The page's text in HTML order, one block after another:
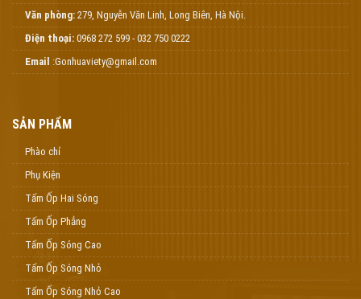
Văn phòng: 279, Nguyễn Văn Linh, Long Biên, Hà Nội.
Điện thoại: 0968 272 599 - 032 750 0222
Email :Gonhuaviety@gmail.com
SẢN PHẨM
Phào chỉ
Phụ Kiện
Tấm Ốp Hai Sóng
Tấm Ốp Phẳng
Tấm Ốp Sóng Cao
Tấm Ốp Sóng Nhỏ
Tấm Ốp Sóng Nhỏ Cao